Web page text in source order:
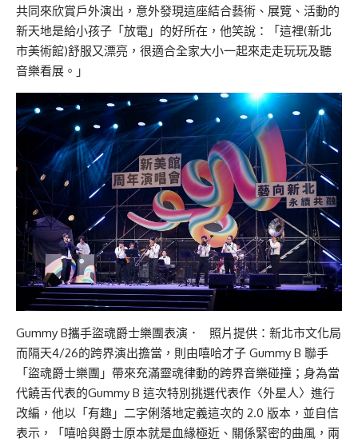
共同來欣賞戶外演出，意外發現這座結合藝術、展覽、活動的
新天地是給小孩子「放電」的好所在，他笑說：「這裡(新北
市美術館)舒服又漂亮，很適合全家大小一起來走走玩玩及聽
音樂看展。」
Gummy B攜手盜魂爵士樂團表演． 照片提供：新北市文化局
而隔天4/26的跨界演出擔當，則由嘻哈才子 Gummy B 聯手
「盜魂爵士樂團」帶來充滿靈魂律動的跨界音樂碰撞；身為當
代饒舌代表的Gummy B 這次特別挑選代表作〈外星人〉進行
改編，他以「有趣」二字俐落地定義這次的 2.0 版本，並自信
表示，「嘻哈與爵士原本就是血緣極近、關係緊密的曲風，兩